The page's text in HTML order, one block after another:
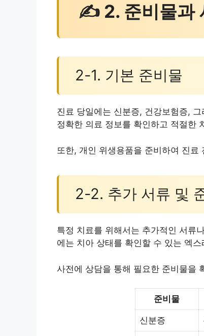
✍ 2. 준비물과
2-1. 기본 준비물
진료 당일에는 신분증, 건강보험증,
정확한 의료 정보를 확인하고 적절한
또한, 개인 위생용품을 준비하여 진
2-2. 추가 서류 및
특정 치료를 위해서는 추가적인 서류
에는 치아 상태를 확인할 수 있는 엑
사전에 상담을 통해 필요한 준비물을
준비물
신분증